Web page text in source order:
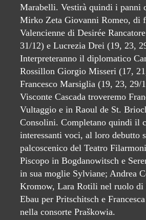
Marabelli. Vestirà quindi i panni
Mirko Zeta Giovanni Romeo, di
Valencienne di Desirée
31/12) e Lucrezia Drei (19, 23,
Interpreteranno il diplomatico
Rossillon Giorgio Misseri (17,
Francesco Marsiglia (19, 23, 29/
Visconte Cascada troveremo
Vultaggio e in Raoul de St.
Consolini. Completano quindi il
interessanti voci, al loro debutto
palcoscenico del Teatro
Piscopo in Bogdanowitsch e
in sua moglie Sylviane; Andrea
Kromow, Lara Rotili nel ruolo di
Ebau per Pritschitsch e
nella consorte Praškowia.